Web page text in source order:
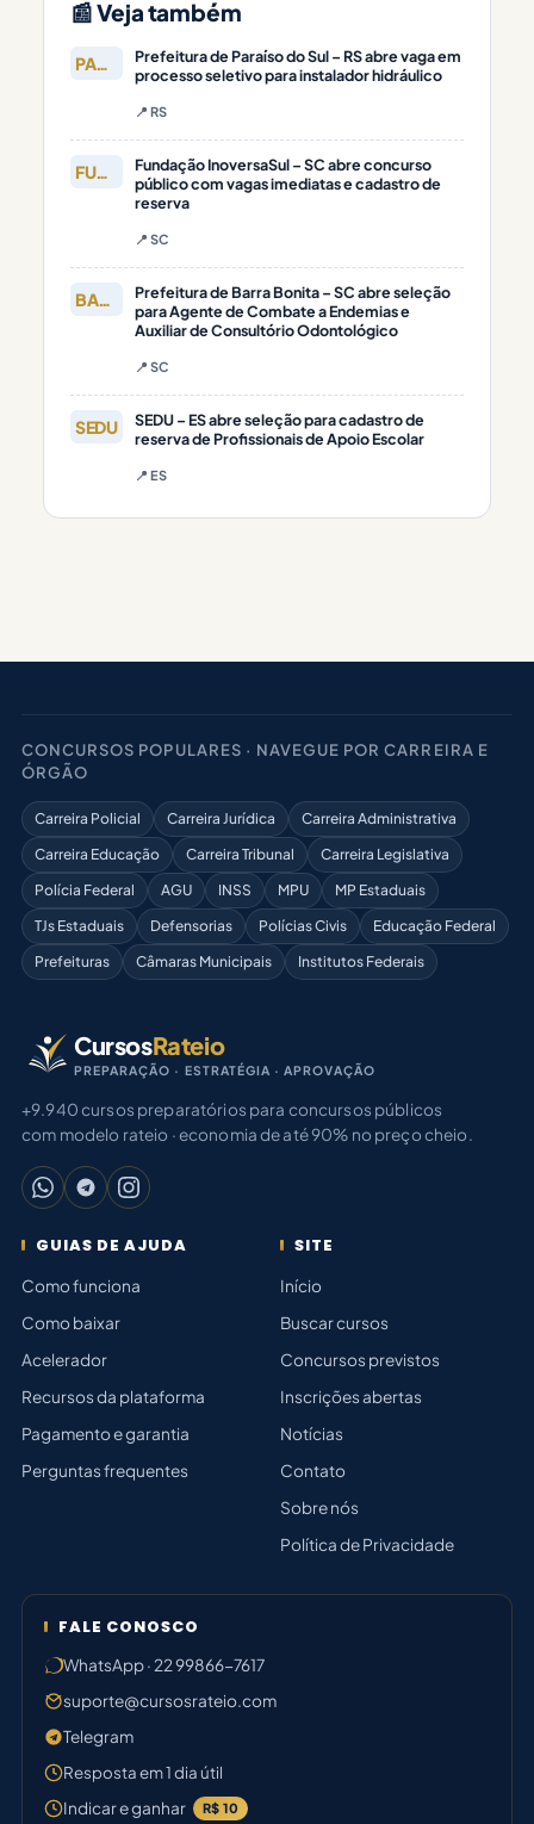
📰 Veja também
PARAÍSO DO
Prefeitura de Paraíso do Sul – RS abre vaga em
processo seletivo para instalador hidráulico
📍 RS
FUNDAÇÃO
Fundação InoversaSul – SC abre concurso
público com vagas imediatas e cadastro de
reserva
📍 SC
BARRA
Prefeitura de Barra Bonita – SC abre seleção
para Agente de Combate a Endemias e
Auxiliar de Consultório Odontológico
📍 SC
SEDU
SEDU – ES abre seleção para cadastro de
reserva de Profissionais de Apoio Escolar
📍 ES
CONCURSOS POPULARES · NAVEGUE POR CARREIRA E
ÓRGÃO
Carreira Policial Carreira Jurídica
Carreira Administrativa
Carreira Educação
Carreira Tribunal
Carreira Legislativa
Polícia Federal
AGU INSS MPU
MP Estaduais
TJs Estaduais
Defensorias Polícias Civis
Educação Federal
Prefeituras
Câmaras Municipais Institutos Federais
CursosRateio
PREPARAÇÃO · ESTRATÉGIA · APROVAÇÃO
+9.940 cursos preparatórios para concursos públicos
com modelo rateio · economia de até 90% no preço cheio.
GUIAS DE AJUDA
Como funciona
Como baixar
Acelerador
Recursos da plataforma
Pagamento e garantia
Perguntas frequentes
SITE
Início
Buscar cursos
Concursos previstos
Inscrições abertas
Notícias
Contato
Sobre nós
Política de Privacidade
FALE CONOSCO
WhatsApp · 22 99866-7617
suporte@cursosrateio.com
Telegram
Resposta em 1 dia útil
Indicar e ganhar
R$ 10